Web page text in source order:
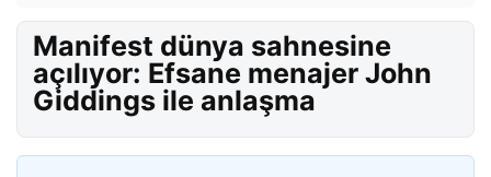
Manifest dünya sahnesine
açılıyor: Efsane menajer John
Giddings ile anlaşma